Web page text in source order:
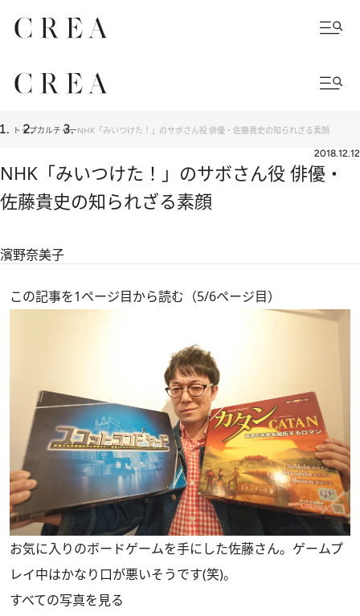
トップカルチャーNHK「みいつけた！」のサボさん役 俳優・佐藤貴史の知られざる素顔
2018.12.12
NHK「みいつけた！」のサボさん役 俳優・
佐藤貴史の知られざる素顔
濱野奈美子
この記事を1ページ目から読む（5/6ページ目）
お気に入りのボードゲームを手にした佐藤さん。ゲームプ
レイ中はかなり口が悪いそうです(笑)。
すべての写真を見る